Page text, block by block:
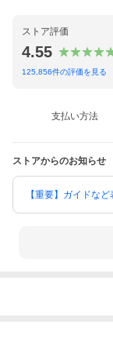
ストア評価
4.55
125,856件の評価を見る
支払い方法
ストアからのお知らせ
【重要】ガイドな